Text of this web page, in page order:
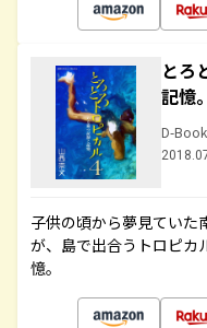
とろ
記憶
D-
子供の頃から夢見ていた
が、島で出合うトロピカ
憶。